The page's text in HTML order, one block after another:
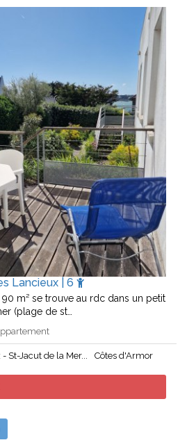
Lancieux | 6
m² se trouve au rdc dans un petit
(plage de st…
St-Jacut de la Mer...
Côtes d'Armor